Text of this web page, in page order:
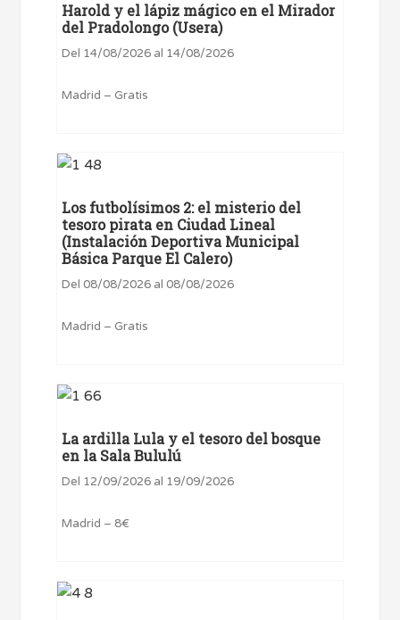
Harold y el lápiz mágico en el Mirador
del Pradolongo (Usera)
Del 14/08/2026 al 14/08/2026
Madrid – Gratis
Los futbolísimos 2: el misterio del
tesoro pirata en Ciudad Lineal
(Instalación Deportiva Municipal
Básica Parque El Calero)
Del 08/08/2026 al 08/08/2026
Madrid – Gratis
La ardilla Lula y el tesoro del bosque
en la Sala Bululú
Del 12/09/2026 al 19/09/2026
Madrid – 8€